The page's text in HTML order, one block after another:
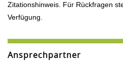
Zitationshinweis. Für Rückfragen
Verfügung.
Ansprechpartner